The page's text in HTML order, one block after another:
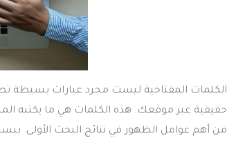
الكلمات المفتاحية ليست مجرد عبارات بسيطة
حقيقية عبر موقعك. هذه الكلمات هي ما يكتبه
من أهم عوامل الظهور في نتائج البحث الأولى.